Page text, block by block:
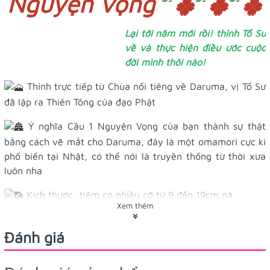
Lại tới năm mới rồi! thỉnh Tổ Sư
về và thực hiện điều ước cuộc
đời mình thôi nào!
Thỉnh trực tiếp từ Chùa nổi tiêng về Daruma, vị Tổ Sư
đã lập ra Thiên Tông của đạo Phật
Ý nghĩa Cầu 1 Nguyện Vọng của bạn thành sự thật
bằng cách vẽ mắt cho Daruma, đây là một omamori cực kì
phổ biến tại Nhật, có thể nói là truyền thống từ thời xưa
luôn nha
Kích thước: tiệm có nhiều cỡ từ 9 đến 19cm nà
Búp bê Daruma chuẩn truyền thống làm từ giấy bồi
và vẽ mặt thủ công nè, chữ viết cũng được viết thủ công
luôn! Mặt sau còn có thẻ phước dán trực tiếp lên Daruma
nữa nhé! Búp bê này khác với loại trang trí bán ở ngoài, vì
Xem thêm
Đánh giá